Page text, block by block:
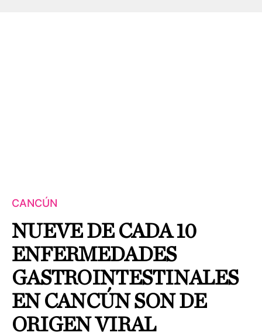
CANCÚN
NUEVE DE CADA 10
ENFERMEDADES
GASTROINTESTINALES
EN CANCÚN SON DE
ORIGEN VIRAL